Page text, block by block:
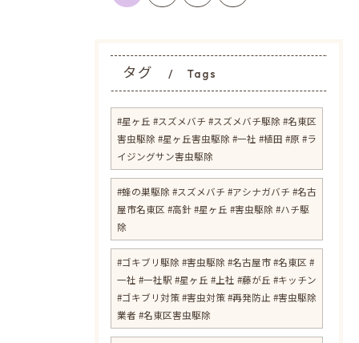
タグ Tags
#星ヶ丘 #スズメバチ #スズメバチ駆除 #名東区
害虫駆除 #星ヶ丘害虫駆除 #一社 #植田 #原 #ラ
イジングサン害虫駆除
#蜂の巣駆除 #スズメバチ #アシナガバチ #名古
屋市名東区 #高針 #星ヶ丘 #害虫駆除 #ハチ駆
除
#ゴキブリ駆除 #害虫駆除 #名古屋市 #名東区 #
一社 #一社駅 #星ヶ丘 #上社 #藤が丘 #キッチン
#ゴキブリ対策 #害虫対策 #再発防止 #害虫駆除
業者 #名東区害虫駆除